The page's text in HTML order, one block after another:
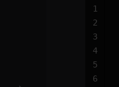
1
2
3
4
5
6